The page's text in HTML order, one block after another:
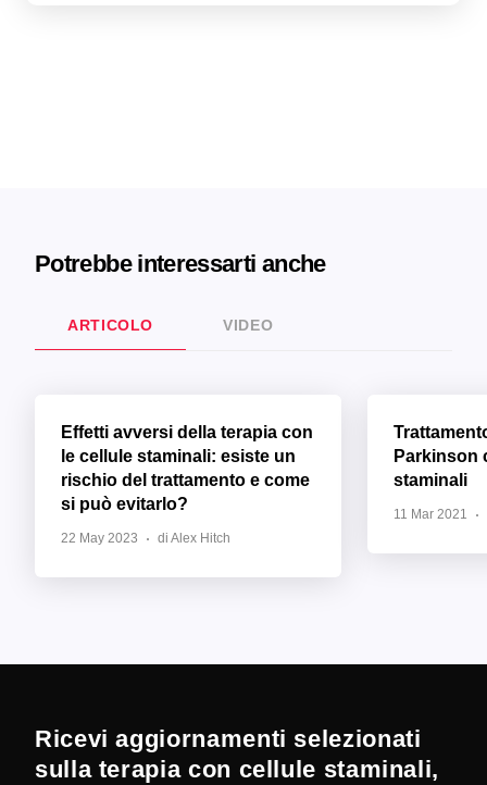
Potrebbe interessarti anche
ARTICOLO VIDEO
Effetti avversi della terapia con
le cellule staminali: esiste un
rischio del trattamento e come
si può evitarlo?
22 May 2023 di Alex Hitch
Parkinson
staminali
11 Mar 2021
Ricevi aggiornamenti selezionati
sulla terapia con cellule staminali,